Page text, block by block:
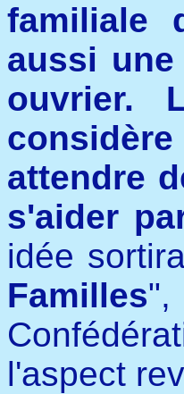
familiale
aussi
ouvrier.
attendre
s'aider
idée
Familles",
l'aspect